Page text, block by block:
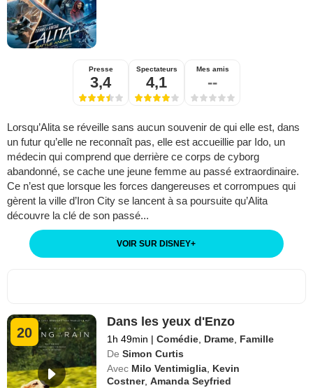
Presse
3,4
Spectateurs
4,1
Mes amis
--
Lorsqu’Alita se réveille sans aucun souvenir de qui elle est, dans
un futur qu’elle ne reconnaît pas, elle est accueillie par Ido, un
médecin qui comprend que derrière ce corps de cyborg
abandonné, se cache une jeune femme au passé extraordinaire.
Ce n’est que lorsque les forces dangereuses et corrompues qui
gèrent la ville d’Iron City se lancent à sa poursuite qu’Alita
découvre la clé de son passé...
VOIR SUR DISNEY+
20
Dans les yeux d'Enzo
1h 49min | Comédie, Drame, Famille
De Simon Curtis
Avec Milo Ventimiglia, Kevin
Costner,Amanda Seyfried